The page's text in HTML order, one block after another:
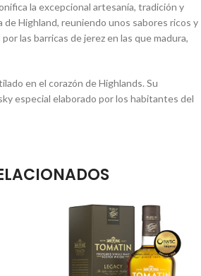
la excepcional artesanía, tradición y
de Highland, reuniendo unos sabores ricos y
las barricas de jerez en las que madura,
en el corazón de Highlands. Su
especial elaborado por los habitantes del